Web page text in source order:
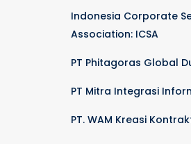
Indonesia Corporate
Association: ICSA
PT Phitagoras Global
PT Mitra Integrasi
PT. WAM Kreasi